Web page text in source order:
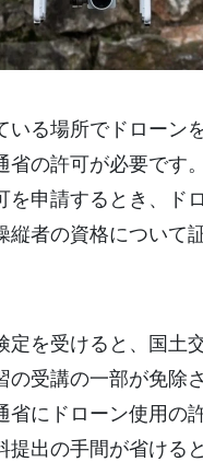
いる場所でドローン
省の許可が必要です
を申請するとき、ド
縦者の資格について
定を受けると、国土
の受講の一部が免除
省にドローン使用の
提出の手間が省ける